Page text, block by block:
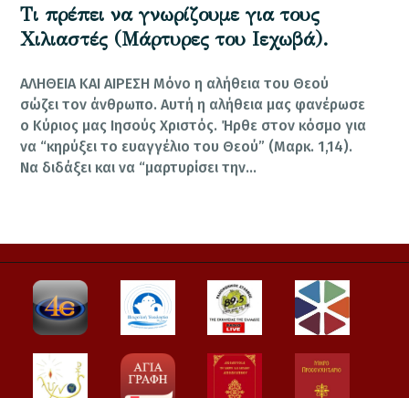
Τι πρέπει να γνωρίζουμε για τους
Χιλιαστές (Μάρτυρες του Ιεχωβά).
ΑΛΗΘΕΙΑ ΚΑΙ ΑΙΡΕΣH Μόνο η αλήθεια του Θεού
σώζει τον άνθρωπο. Αυτή η αλήθεια μας φανέρωσε
ο Κύριος μας Ιησούς Χριστός. Ήρθε στον κόσμο για
να “κηρύξει το ευαγγέλιο του Θεού” (Μαρκ. 1,14).
Να διδάξει και να “μαρτυρίσει την…